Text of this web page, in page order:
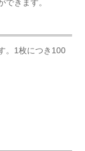
できます。
。1枚につき100